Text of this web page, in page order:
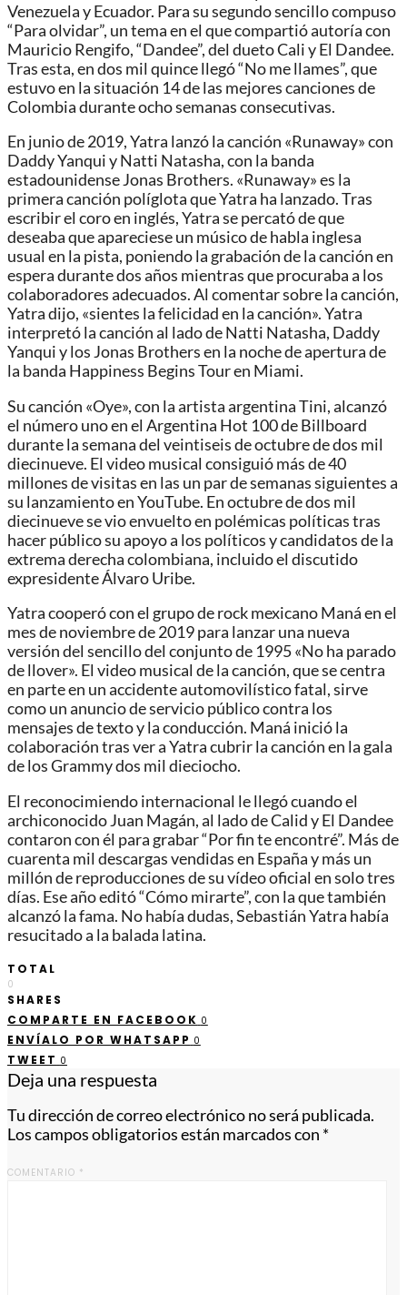
Venezuela y Ecuador. Para su segundo sencillo compuso
“Para olvidar”, un tema en el que compartió autoría con
Mauricio Rengifo, “Dandee”, del dueto Cali y El Dandee.
Tras esta, en dos mil quince llegó “No me llames”, que
estuvo en la situación 14 de las mejores canciones de
Colombia durante ocho semanas consecutivas.
En junio de 2019, Yatra lanzó la canción «Runaway» con
Daddy Yanqui y Natti Natasha, con la banda
estadounidense Jonas Brothers. «Runaway» es la
primera canción políglota que Yatra ha lanzado. Tras
escribir el coro en inglés, Yatra se percató de que
deseaba que apareciese un músico de habla inglesa
usual en la pista, poniendo la grabación de la canción en
espera durante dos años mientras que procuraba a los
colaboradores adecuados. Al comentar sobre la canción,
Yatra dijo, «sientes la felicidad en la canción». Yatra
interpretó la canción al lado de Natti Natasha, Daddy
Yanqui y los Jonas Brothers en la noche de apertura de
la banda Happiness Begins Tour en Miami.
Su canción «Oye», con la artista argentina Tini, alcanzó
el número uno en el Argentina Hot 100 de Billboard
durante la semana del veintiseis de octubre de dos mil
diecinueve. El video musical consiguió más de 40
millones de visitas en las un par de semanas siguientes a
su lanzamiento en YouTube. En octubre de dos mil
diecinueve se vio envuelto en polémicas políticas tras
hacer público su apoyo a los políticos y candidatos de la
extrema derecha colombiana, incluido el discutido
expresidente Álvaro Uribe.
Yatra cooperó con el grupo de rock mexicano Maná en el
mes de noviembre de 2019 para lanzar una nueva
versión del sencillo del conjunto de 1995 «No ha parado
de llover». El video musical de la canción, que se centra
en parte en un accidente automovilístico fatal, sirve
como un anuncio de servicio público contra los
mensajes de texto y la conducción. Maná inició la
colaboración tras ver a Yatra cubrir la canción en la gala
de los Grammy dos mil dieciocho.
El reconocimiendo internacional le llegó cuando el
archiconocido Juan Magán, al lado de Calid y El Dandee
contaron con él para grabar “Por fin te encontré”. Más de
cuarenta mil descargas vendidas en España y más un
millón de reproducciones de su vídeo oficial en solo tres
días. Ese año editó “Cómo mirarte”, con la que también
alcanzó la fama. No había dudas, Sebastián Yatra había
resucitado a la balada latina.
TOTAL
0
SHARES
COMPARTE EN FACEBOOK 0
ENVÍALO POR WHATSAPP 0
TWEET 0
Deja una respuesta
Tu dirección de correo electrónico no será publicada.
Los campos obligatorios están marcados con *
COMENTARIO *